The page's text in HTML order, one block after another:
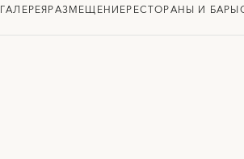
ГАЛЕРЕЯРАЗМЕЩЕНИЕРЕСТОРАНЫ И БАРЫ